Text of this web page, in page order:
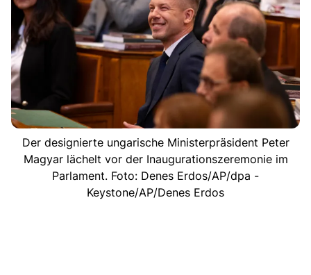
Der designierte ungarische Ministerpräsident Peter
Magyar lächelt vor der Inaugurationszeremonie im
Parlament. Foto: Denes Erdos/AP/dpa -
Keystone/AP/Denes Erdos